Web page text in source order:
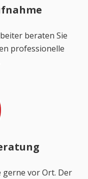
beraten Sie
professionelle
gerne vor Ort. Der